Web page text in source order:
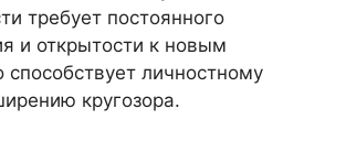
требует постоянного
и открытости к новым
способствует личностному
кругозора.